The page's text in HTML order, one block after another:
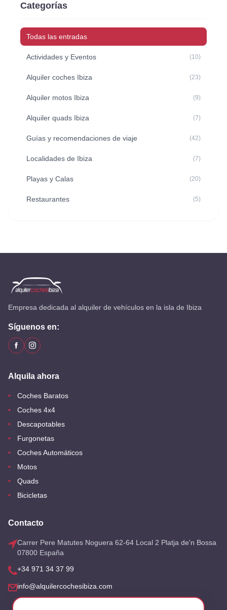
Categorías
Todas las entradas
Actividades y Eventos (10)
Alquiler coches Ibiza (23)
Alquiler motos Ibiza (9)
Alquiler quads Ibiza (7)
Guías y recomendaciones de viaje (42)
Localidades de Ibiza (7)
Playas y Calas (20)
Restaurantes (5)
Empresa dedicada al alquiler de vehículos en la isla de Ibiza
Síguenos en:
Alquila ahora
Coches Baratos
Coches 4x4
Descapotables
Furgonetas
Coches Automáticos
Motos
Quads
Bicicletas
Contacto
Carrer Pere Matutes Noguera 62-64 Local 2 Platja de'n Bossa
07800 España
+34 971 34 37 99
info@alquilercochesibiza.com